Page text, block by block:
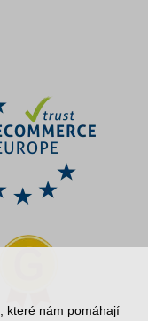
které nám pomáhají